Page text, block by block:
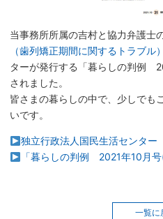
当事務所所属の吉村と協力弁護士
（歯列矯正期間に関するトラブル）
ターが発行する「暮らしの判例
されました。
皆さまの暮らしの中で、少しでも
いです。
独立行政法人国民生活センター
「暮らしの判例 2021年10月
一覧に